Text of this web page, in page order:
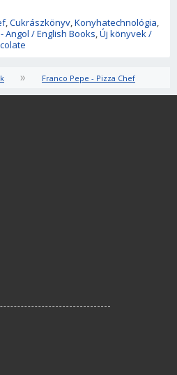
,Cukrászkönyv,Konyhatechnológia,
Angol / English Books,Új könyvek /
» Franco Pepe - Pizza Chef